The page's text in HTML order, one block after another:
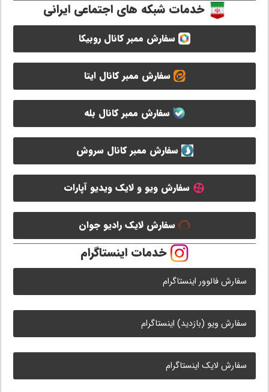
خدمات شبکه های اجتماعی ایرانی
سفارش ممبر کانال روبیکا
سفارش ممبر کانال ایتا
سفارش ممبر کانال بله
سفارش ممبر کانال سروش
سفارش ویو و لایک ویدیو آپارات
سفارش لایک رادیو جوان
خدمات اینستاگرام
سفارش فالوور اینستاگرام
سفارش ویو (بازدید) اینستاگرام
سفارش لایک اینستاگرام